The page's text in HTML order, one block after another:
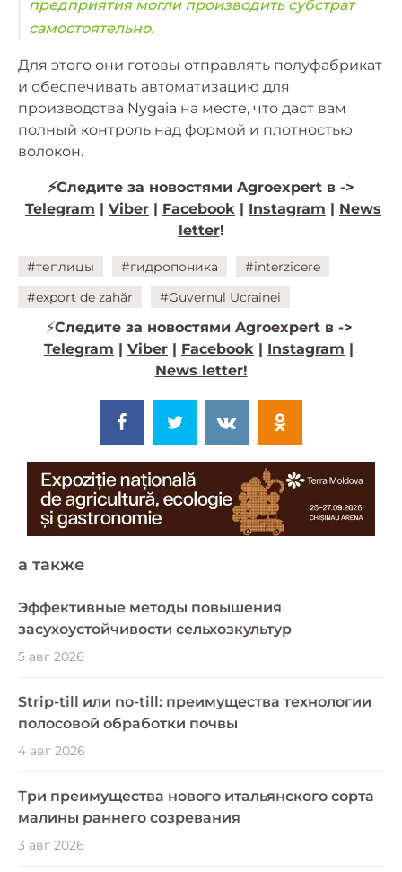
предприятия могли производить субстрат
самостоятельно.
Для этого они готовы отправлять полуфабрикат
и обеспечивать автоматизацию для
производства Nygaia на месте, что даст вам
полный контроль над формой и плотностью
волокон.
⚡️Следите за новостями Agroexpert в ->
Telegram | Viber | Facebook | Instagram | News
letter!
#теплицы #гидропоника
#interzicere
#export de zahăr
#Guvernul Ucrainei
⚡️Следите за новостями Agroexpert в ->
Telegram | Viber | Facebook | Instagram |
News letter!
a также
Эффективные методы повышения
засухоустойчивости сельхозкультур
5 авг 2026
Strip-till или no-till: преимущества технологии
полосовой обработки почвы
4 авг 2026
Три преимущества нового итальянского сорта
малины раннего созревания
3 авг 2026